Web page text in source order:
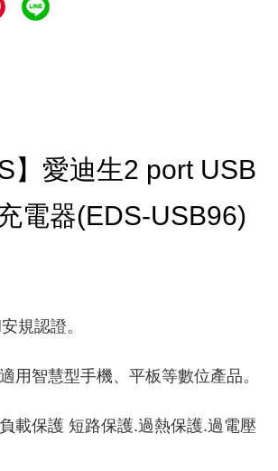
】愛迪生2 port USB
電器(EDS-USB96)
規認證。
用智慧型手機、平板等數位產品。
載保護 短路保護.過熱保護.過電壓